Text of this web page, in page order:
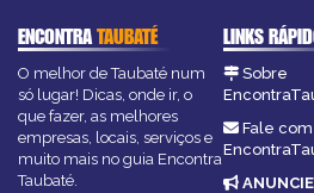
ENCONTRATAUBATÉ
O melhor de Taubaté num
só lugar! Dicas, onde ir, o
que fazer, as melhores
empresas, locais, serviços e
muito mais no guia Encontra
Taubaté.
LINKS
Sobre
Fale
ANUNCIE